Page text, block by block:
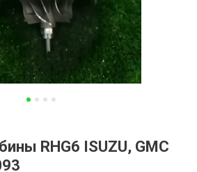
RHG6 ISUZU, GMC